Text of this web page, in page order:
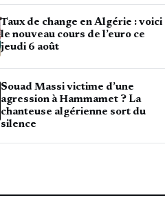
Taux de change en Algérie : voici
le nouveau cours de l’euro ce
jeudi 6 août
Souad Massi victime d’une
agression à Hammamet ? La
chanteuse algérienne sort du
silence